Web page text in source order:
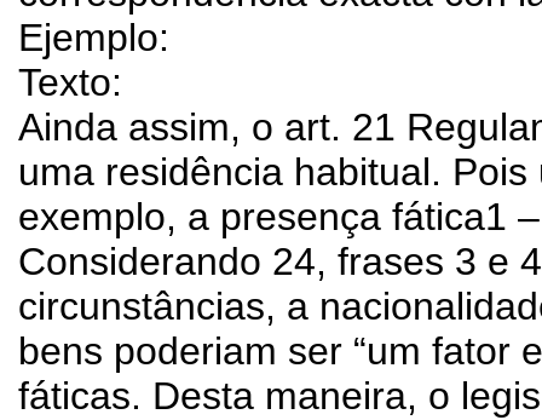
Ejemplo:
Texto:
Ainda assim, o art. 21
uma residência habitual.
exemplo, a presença fática1
Considerando 24, frases 3 e
circunstâncias, a
bens poderiam ser “um fator
fáticas. Desta maneira, o